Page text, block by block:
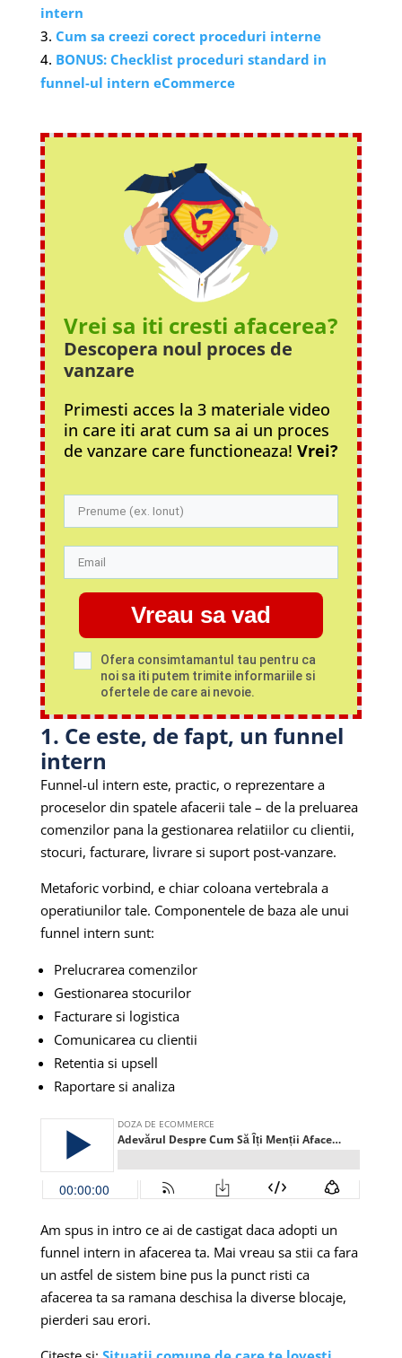
intern
Cum sa creezi corect proceduri interne
BONUS: Checklist proceduri standard in
funnel-ul intern eCommerce
Vrei sa iti cresti afacerea?
Descopera noul procesde
vanzare
Primesti acces la 3 materiale video
in care iti arat cum sa ai un proces
de vanzare care functioneaza! Vrei?
Vreau sa vad
Ofera consimtamantul tau pentru ca
noi sa iti putem trimite informariile si
ofertele de care ai nevoie.
1. Ce este, de fapt, un funnel
intern
Funnel-ul intern este, practic, o reprezentare a
proceselor din spatele afacerii tale – de la preluarea
comenzilor pana la gestionarea relatiilor cu clientii,
stocuri, facturare, livrare si suport post-vanzare.
Metaforic vorbind, e chiar coloana vertebrala a
operatiunilor tale. Componentele de baza ale unui
funnel intern sunt:
Prelucrarea comenzilor
Gestionarea stocurilor
Facturare si logistica
Comunicarea cu clientii
Retentia si upsell
Raportare si analiza
Am spus in intro ce ai de castigat daca adopti un
funnel intern in afacerea ta. Mai vreau sa stii ca fara
un astfel de sistem bine pus la punct risti ca
afacerea ta sa ramana deschisa la diverse blocaje,
pierderi sau erori.